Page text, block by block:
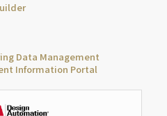
Data Management
Information Portal